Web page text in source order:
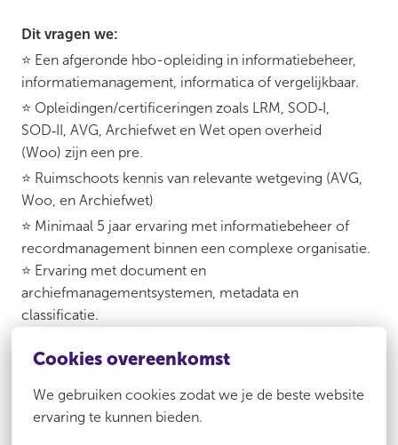
Cookies overeenkomst
We gebruiken cookies zodat we je de beste website
ervaring te kunnen bieden.
Dit vragen we:
⭐ Een afgeronde hbo-opleiding in informatiebeheer,
informatiemanagement, informatica of vergelijkbaar.
⭐ Opleidingen/certificeringen zoals LRM, SOD‑I,
SOD‑II, AVG, Archiefwet en Wet open overheid
(Woo) zijn een pre.
⭐ Ruimschoots kennis van relevante wetgeving (AVG,
Woo, en Archiefwet)
⭐ Minimaal 5 jaar ervaring met informatiebeheer of
recordmanagement binnen een complexe organisatie.
⭐ Ervaring met document en
archiefmanagementsystemen, metadata en
classificatie.
oplossingen.
⭐ Je communiceert duidelijk en stemt je boodschap af
op je gesprekspartner.
⭐ Je werkt doelgericht, neemt verantwoordelijkheid en